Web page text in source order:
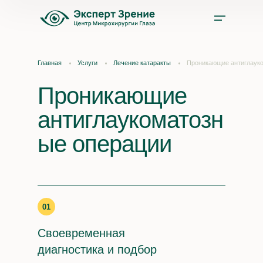
Врачи
Акции и скидки
О нас
Оплата
Главная Услуги Лечение катаракты Проникающие
Проникающие
антиглаукоматозн
ые операции
01
Своевременная
диагностика и подбор